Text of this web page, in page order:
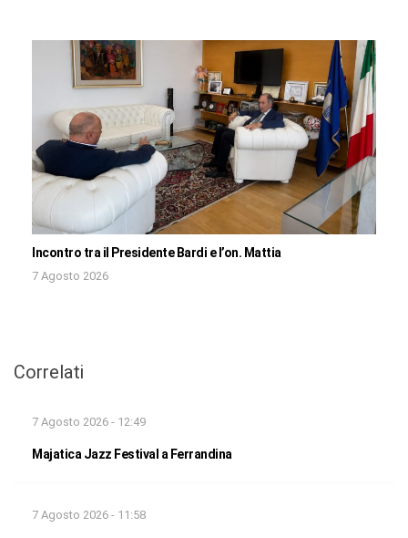
Incontro tra il Presidente Bardi e l’on. Mattia
7 Agosto 2026
Correlati
7 Agosto 2026 - 12:49
Majatica Jazz Festival a Ferrandina
7 Agosto 2026 - 11:58